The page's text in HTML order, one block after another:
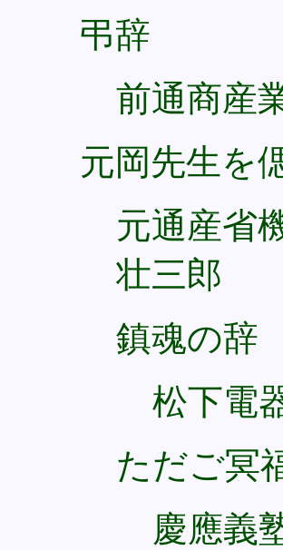
弔辞
前通商
元岡先生を
元通産省
壮三郎
鎮魂の辞
松下電
ただご冥
慶應義